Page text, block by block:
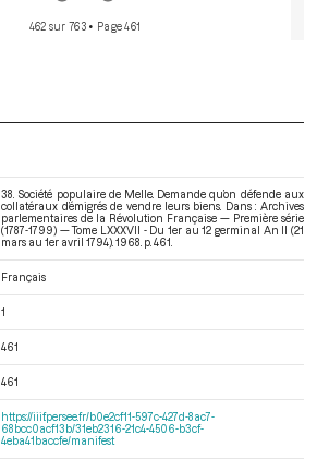
462 sur 763 • Page 461
38. Société populaire de Melle. Demande qu’on défende aux
collatéraux d’émigrés de vendre leurs biens. Dans : Archives
parlementaires de la Révolution Française — Première série
(1787-1799) — Tome LXXXVII - Du 1er au 12 germinal An II (21
mars au 1er avril 1794) . 1968. p. 461.
Français
1
461
461
https://iiif.persee.fr/b0e2cf11-597c-427d-8ac7-
68bcc0acf13b/31eb2316-21c4-4506-b3cf-
4eba41baccfe/manifest